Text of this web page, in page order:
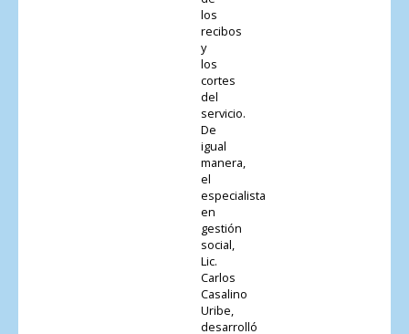
los
recibos
y
los
cortes
del
servicio.
De
igual
manera,
el
especialista
en
gestión
social,
Lic.
Carlos
Casalino
Uribe,
desarrolló